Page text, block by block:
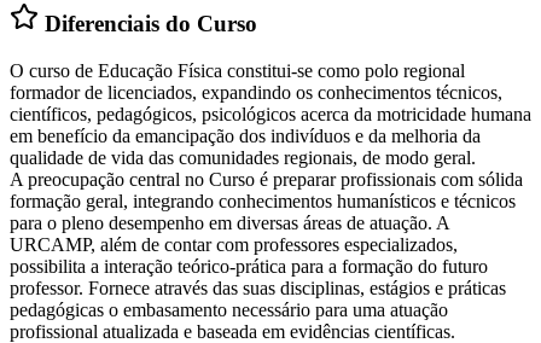
Diferenciais do Curso
O curso de Educação Física constitui-se como polo regional
formador de licenciados, expandindo os conhecimentos técnicos,
científicos, pedagógicos, psicológicos acerca da motricidade humana
em benefício da emancipação dos indivíduos e da melhoria da
qualidade de vida das comunidades regionais, de modo geral.
A preocupação central no Curso é preparar profissionais com sólida
formação geral, integrando conhecimentos humanísticos e técnicos
para o pleno desempenho em diversas áreas de atuação. A
URCAMP, além de contar com professores especializados,
possibilita a interação teórico-prática para a formação do futuro
professor. Fornece através das suas disciplinas, estágios e práticas
pedagógicas o embasamento necessário para uma atuação
profissional atualizada e baseada em evidências científicas.